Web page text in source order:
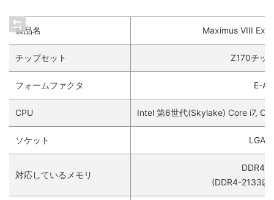
製品名 Maximus VIII
チップセット Z170チッ
フォームファクタ E-
CPU Intel 第6世代(Skylake) Core i7,
ソケット
対応しているメモリ
DDR4-
(DDR4-2133以